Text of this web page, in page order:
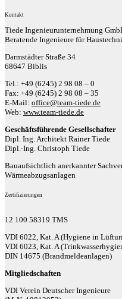
Kontakt
Tiede Ingenieurunternehmung
Beratende Ingenieure für
Darmstädter Straße 34
68647 Biblis
Tel.: +49 (6245) 2 98 08 – 0
Fax: +49 (6245) 2 98 08 – 35
E-Mail: office@team-tiede.de
Web: www.team-tiede.de
Geschäftsführende Gesellschafter
Dipl. Ing. Architekt Rainer Tiede
Dipl.-Ing. Christoph Tiede
Bauaufsichtlich anerkannter
Wärmeabzugsanlagen
Zertifizierungen
12 100 58319 TMS
VDI 6022, Kat. A (Hygiene in
VDI 6023, Kat. A
DIN 14675 (Brandmeldeanlagen)
Mitgliedschaften
VDI Verein Deutscher Ingenieure